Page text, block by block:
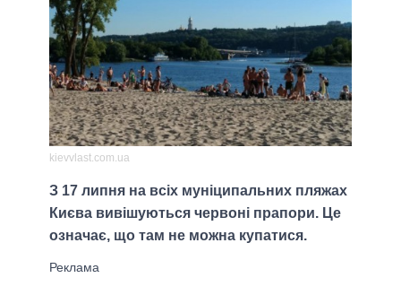
kievvlast.com.ua
З 17 липня на всіх муніципальних пляжах
Києва вивішуються червоні прапори. Це
означає, що там не можна купатися.